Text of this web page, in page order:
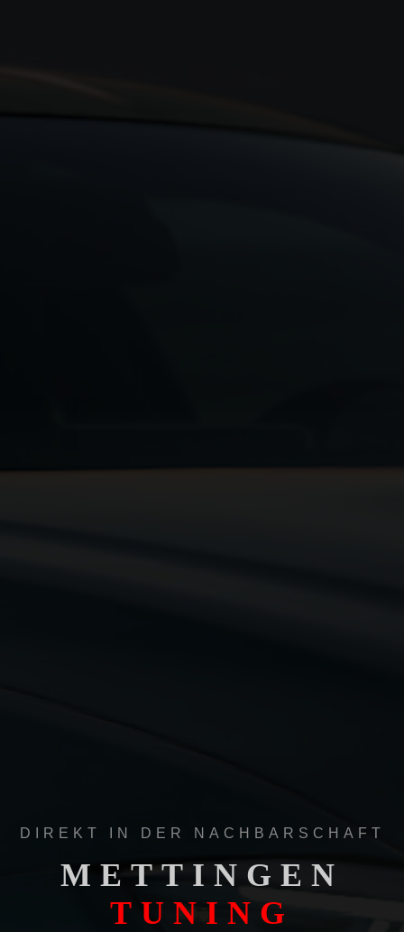
DIREKT IN DER NACHBARSCHAFT
METTINGEN
TUNING